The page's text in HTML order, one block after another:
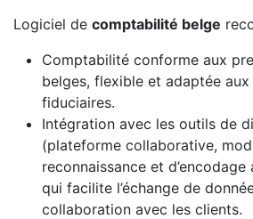
Logiciel de comptabilité belge
Comptabilité conforme aux
belges, flexible et adaptée
fiduciaires.
Intégration avec les outils de
(plateforme collaborative,
reconnaissance et
qui facilite l’échange de
collaboration avec les clients.